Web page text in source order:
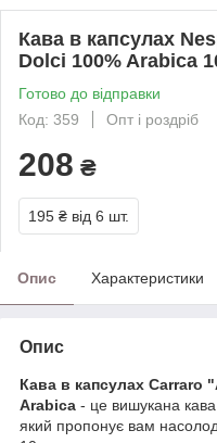
Кава в капсулах
Dolci 100% Arabica
Готово до відправки
Код: 359
Опт і роздріб
208 ₴
195 ₴ від 6 шт.
Опис Характеристики
Опис
Кава в капсулах Carraro
Arabica - це вишукана
який пропонує вам